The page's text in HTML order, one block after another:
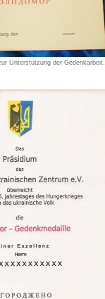
Unterstützung der Gedenkarbeit.